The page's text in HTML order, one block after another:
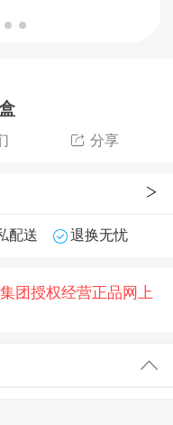
分享
配送 退换无忧
团授权经营正品网上